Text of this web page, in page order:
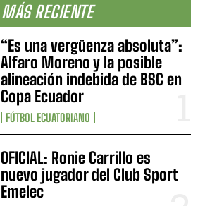
MÁS RECIENTE
“Es una vergüenza absoluta”:
Alfaro Moreno y la posible
alineación indebida de BSC en
Copa Ecuador
FÚTBOL ECUATORIANO
OFICIAL: Ronie Carrillo es
nuevo jugador del Club Sport
Emelec